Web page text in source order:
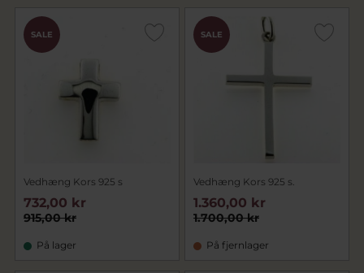
SALE
Vedhæng Kors 925 s
915,00 kr
732,00 kr
På lager
SALE
Vedhæng Kors 925 s.
1.700,00 kr
1.360,00 kr
På fjernlager